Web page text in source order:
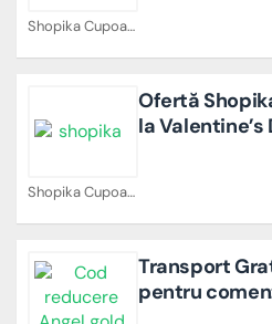
Shopika Cupoane
Shopika Cupoane
Ofertă
la Valentine’s
Transport
pentru